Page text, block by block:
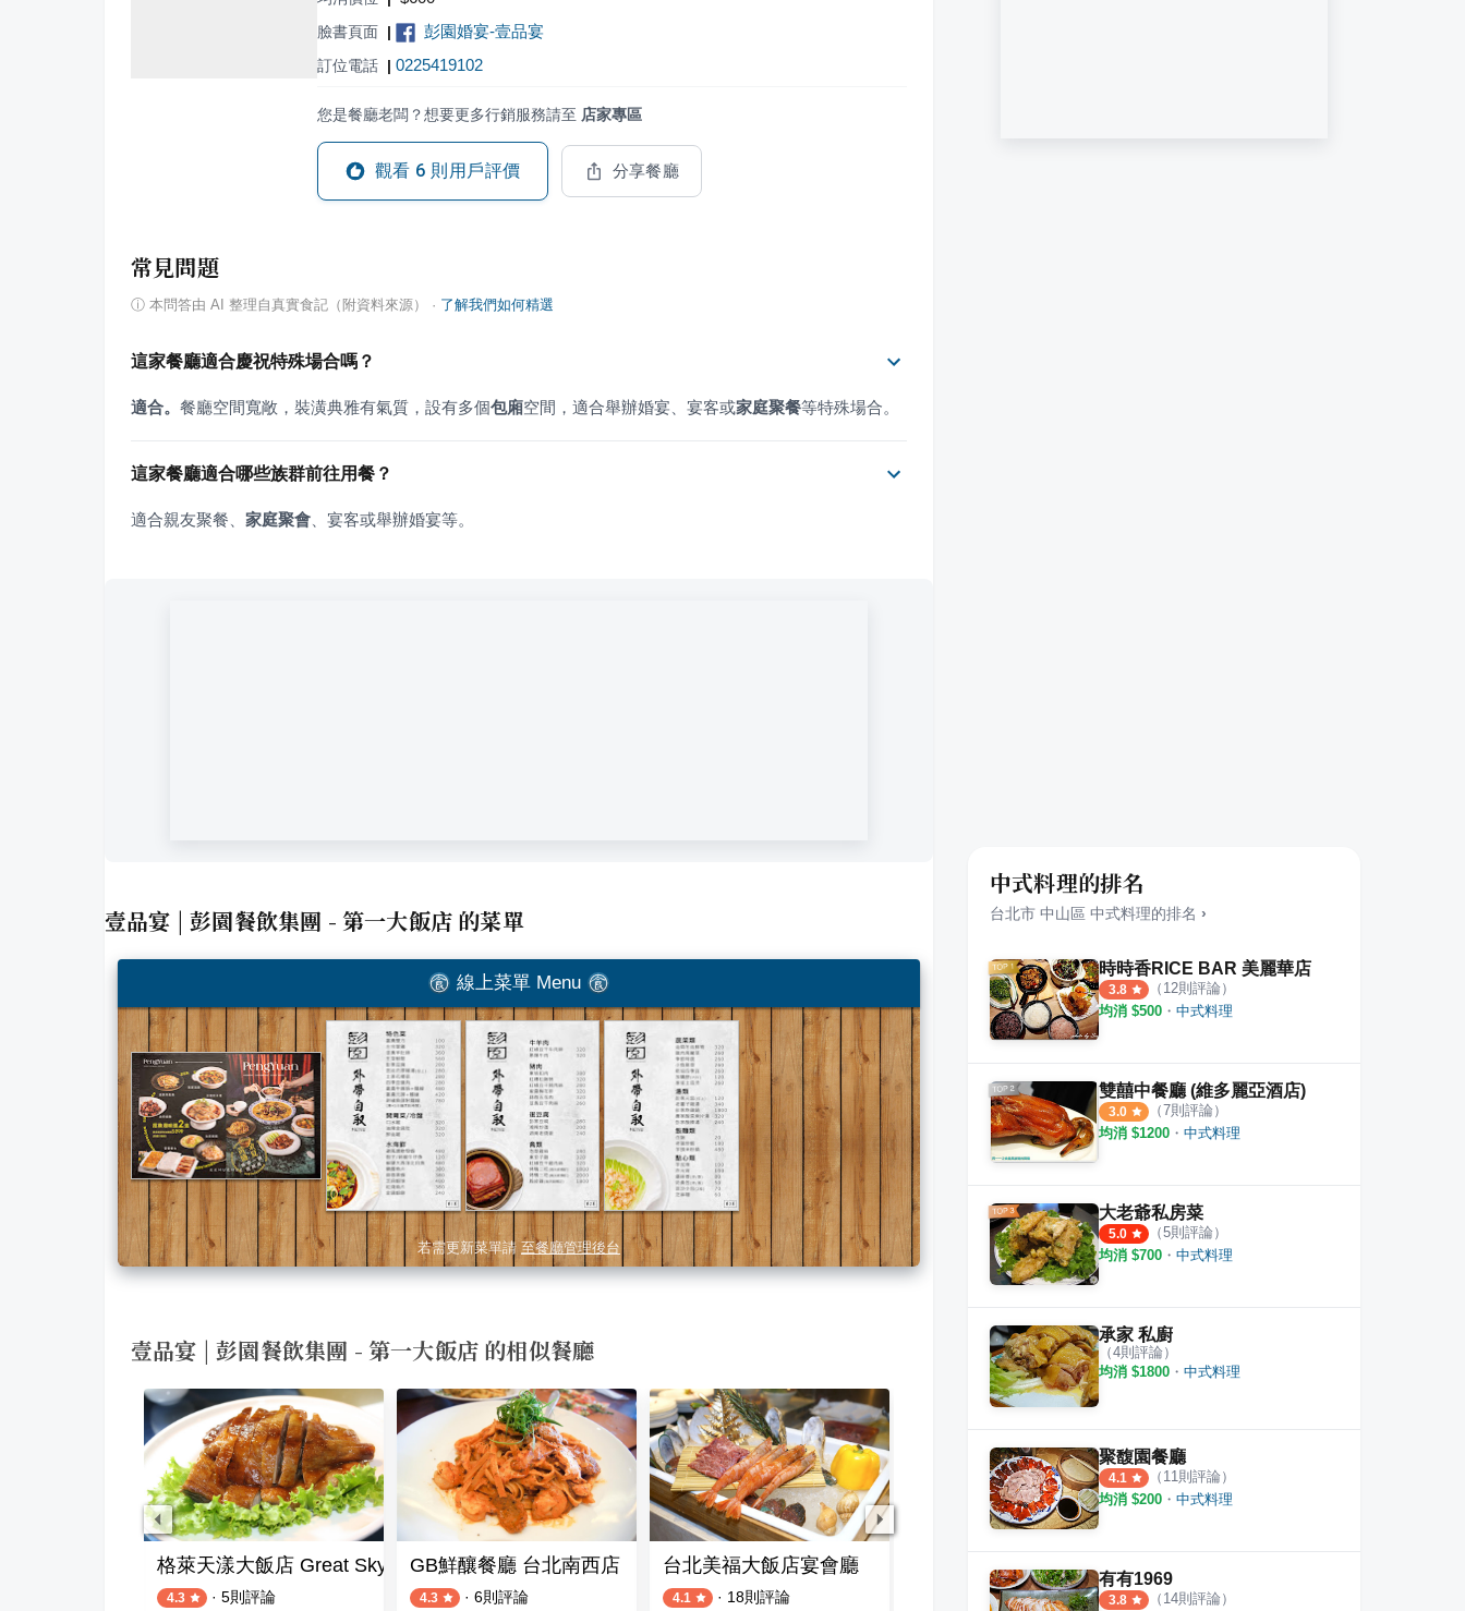
臉書頁面 | 彭園婚宴-壹品宴
訂位電話 | 0225419102
您是餐廳老闆？想要更多行銷服務請至 店家專區
觀看 6 則用戶評價 分享餐廳
常見問題
ⓘ 本問答由 AI 整理自真實食記（附資料來源） · 了解我們如何精選
這家餐廳適合慶祝特殊場合嗎？
適合。 餐廳空間寬敞，裝潢典雅有氣質，設有多個包廂空間，適合舉辦婚宴、宴客或家庭聚餐等特殊場合。
這家餐廳適合哪些族群前往用餐？
適合親友聚餐、 家庭聚會 、宴客或舉辦婚宴等。
壹品宴 | 彭園餐飲集團 - 第一大飯店 的菜單
線上菜單 Menu
若需更新菜單請 至餐廳管理後台
壹品宴 | 彭園餐飲集團 - 第一大飯店 的相似餐廳
格萊天漾大飯店 Great Skyview
4.3 · 5則評論
GB鮮釀餐廳 台北南西店
4.3 · 6則評論
台北美福大飯店宴會廳
4.1 · 18則評論
第一大飯店敘香園
12則評論 4.2 ·
中式料理的排名
台北市 中山區 中式料理的排名 ›
時時香RICE BAR 美麗華店
3.8 （ 12則評論）
均消 $500 ・ 中式料理
雙囍中餐廳 (維多麗亞酒店)
3.0 （7則評論）
均消 $1200 ・ 中式料理
大老爺私房菜
5.0 （5則評論）
均消 $700 ・ 中式料理
承家 私廚
（4則評論）
均消 $1800 ・ 中式料理
聚馥園餐廳
4.1 （ 11則評論）
均消 $200 ・ 中式料理
有有1969
3.8 （ 14則評論）